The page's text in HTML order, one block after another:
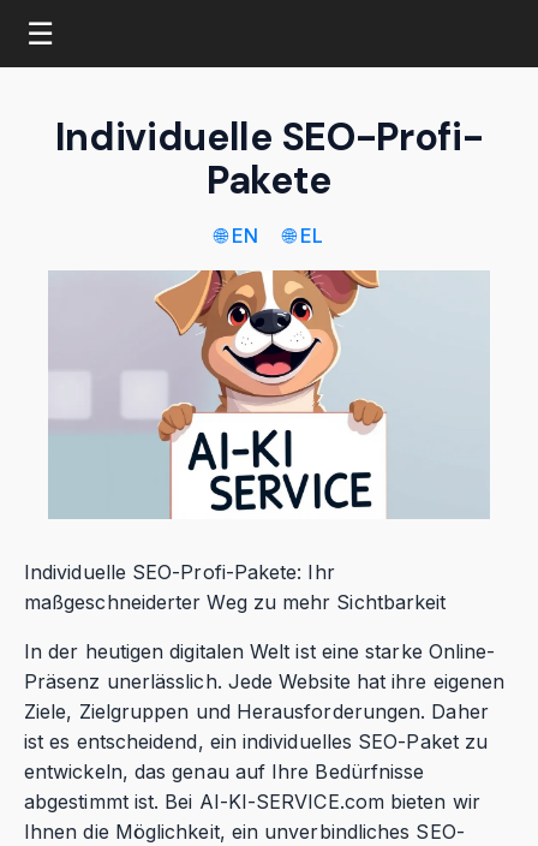
☰
Individuelle SEO-Profi-
Pakete
🌐 EN 🌐 EL
Individuelle SEO-Profi-Pakete: Ihr
maßgeschneiderter Weg zu mehr Sichtbarkeit
In der heutigen digitalen Welt ist eine starke Online-
Präsenz unerlässlich. Jede Website hat ihre eigenen
Ziele, Zielgruppen und Herausforderungen. Daher
ist es entscheidend, ein individuelles SEO-Paket zu
entwickeln, das genau auf Ihre Bedürfnisse
abgestimmt ist. Bei AI-KI-SERVICE.com bieten wir
Ihnen die Möglichkeit, ein unverbindliches SEO-